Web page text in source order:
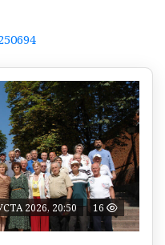
2026, 20:50 16